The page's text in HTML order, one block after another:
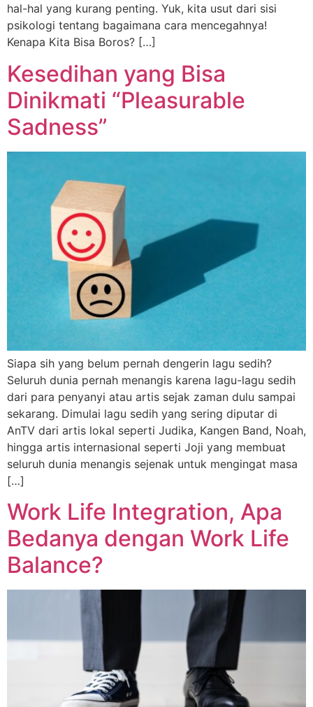
hal-hal yang kurang penting. Yuk, kita usut dari sisi
psikologi tentang bagaimana cara mencegahnya!
Kenapa Kita Bisa Boros? […]
Kesedihan yang Bisa
Dinikmati “Pleasurable
Sadness”
Siapa sih yang belum pernah dengerin lagu sedih?
Seluruh dunia pernah menangis karena lagu-lagu sedih
dari para penyanyi atau artis sejak zaman dulu sampai
sekarang. Dimulai lagu sedih yang sering diputar di
AnTV dari artis lokal seperti Judika, Kangen Band, Noah,
hingga artis internasional seperti Joji yang membuat
seluruh dunia menangis sejenak untuk mengingat masa
[…]
Work Life Integration, Apa
Bedanya dengan Work Life
Balance?